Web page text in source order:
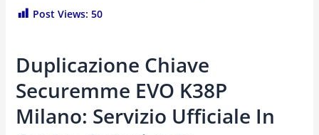
Post Views: 50
Duplicazione Chiave
Securemme EVO K38P
Milano: Servizio Ufficiale In